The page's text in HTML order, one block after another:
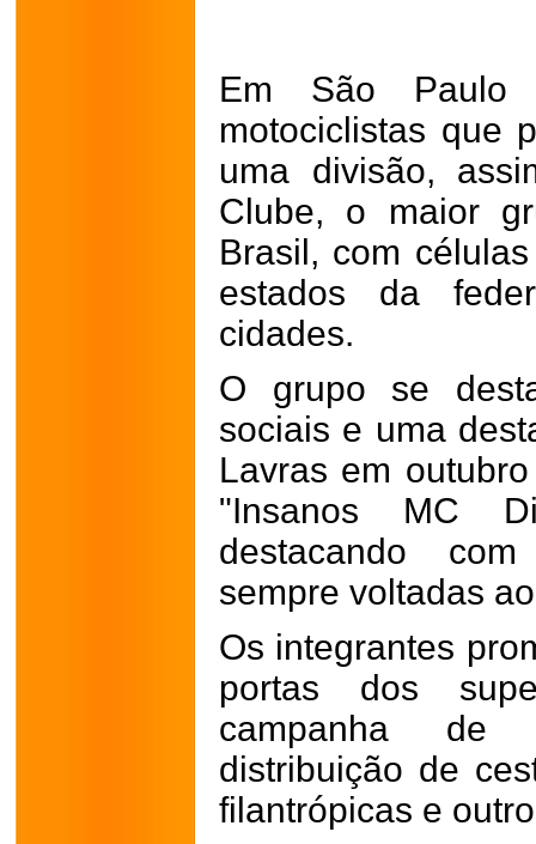
Em São
motociclistas que
uma divisão,
Clube, o maior
Brasil, com
estados da
cidades.
O grupo se
sociais e uma
Lavras em
"Insanos MC
destacando
sempre voltadas
Os integrantes
portas dos
campanha de
distribuição de
filantrópicas e